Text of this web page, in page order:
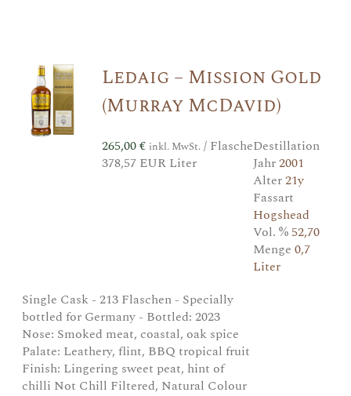
Ledaig – Mission Gold
(Murray McDavid)
265,00€ inkl. MwSt. / Flasche
378,57 EUR Liter
Destillation
Jahr2001
Alter21y
Fassart
Hogshead
Vol. % 52,70
Menge0,7
Liter
Single Cask - 213 Flaschen - Specially
bottled for Germany - Bottled: 2023
Nose: Smoked meat, coastal, oak spice
Palate: Leathery, flint, BBQ tropical fruit
Finish: Lingering sweet peat, hint of
chilli Not Chill Filtered, Natural Colour